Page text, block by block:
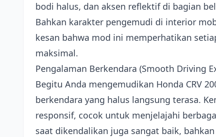
bodi halus, dan aksen reflektif di bagian
Bahkan karakter pengemudi di interior
kesan bahwa mod ini memperhatikan
maksimal.
Pengalaman Berkendara (Smooth Driving
Begitu Anda mengemudikan Honda CRV
berkendara yang halus langsung terasa.
responsif, cocok untuk menjelajahi
saat dikendalikan juga sangat baik,